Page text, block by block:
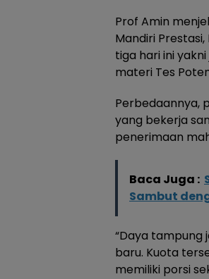
Prof Amin
Mandiri Prestasi,
tiga hari ini
materi Tes
Perbedaannya,
yang bekerja
penerimaan
Baca Juga :
Sambut
“Daya tampung
baru. Kuota
memiliki porsi